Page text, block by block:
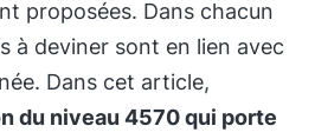
proposées. Dans chacun
à deviner sont en lien avec
Dans cet article,
du niveau 4570 qui porte